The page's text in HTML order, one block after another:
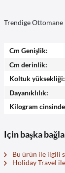
Trendige Ottomane
Cm Genişlik:
Cm derinlik:
Koltuk yüksekliği:
Dayanıklılık:
Kilogram
Için başka
Bu ürün ile ilgili
Holiday Travel